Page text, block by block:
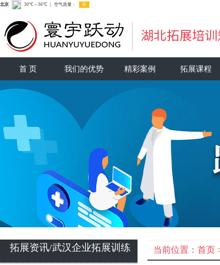
首 页 我们的优势 精彩案例 拓展课程
拓展资讯/武汉企业拓展训练 当前位置： 首页